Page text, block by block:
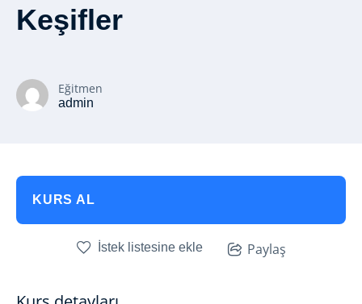
Keşifler
Eğitmen
admin
KURS AL
İstek listesine ekle Paylaş